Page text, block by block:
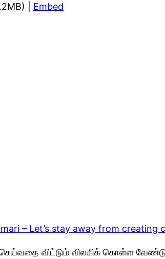
| Embed
– Let’s stay away from creating
விட்டும் விலகிக் கொள்ள